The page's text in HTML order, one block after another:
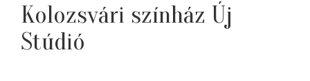
Kolozsvári színház Új
Stúdió